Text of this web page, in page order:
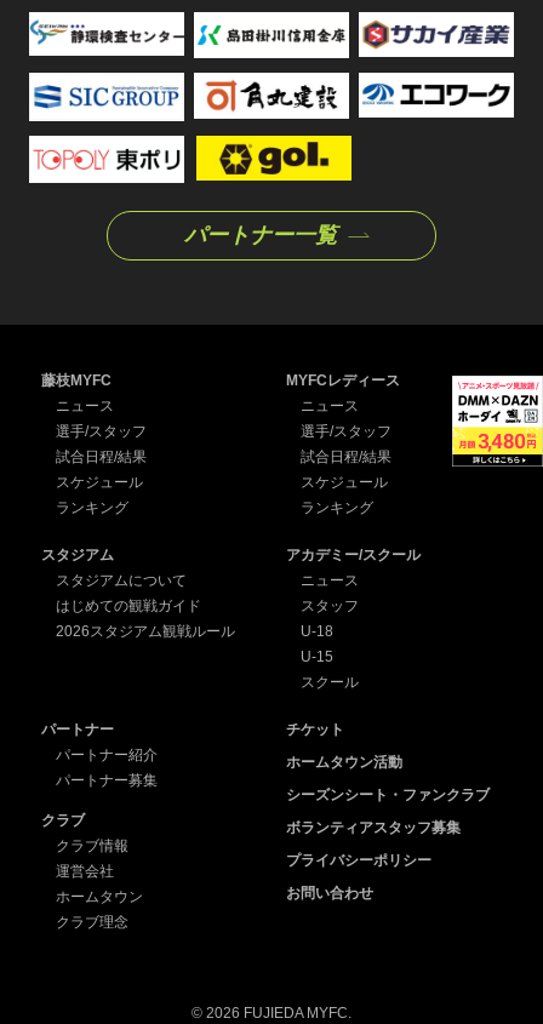
パートナー一覧
藤枝MYFC
ニュース
選手/スタッフ
試合日程/結果
スケジュール
ランキング
MYFCレディース
ニュース
選手/スタッフ
試合日程/結果
スケジュール
ランキング
スタジアム
スタジアムについて
はじめての観戦ガイド
2026スタジアム観戦ルール
アカデミー/スクール
ニュース
スタッフ
U-18
U-15
スクール
パートナー
パートナー紹介
パートナー募集
クラブ
クラブ情報
運営会社
ホームタウン
クラブ理念
チケット
ホームタウン活動
シーズンシート・ファンクラブ
ボランティアスタッフ募集
プライバシーポリシー
お問い合わせ
© 2026 FUJIEDA MYFC.